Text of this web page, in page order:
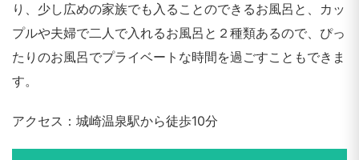
り、少し広めの家族でも入ることのできるお風呂と、カッ
プルや夫婦で二人で入れるお風呂と２種類あるので、ぴっ
たりのお風呂でプライベートな時間を過ごすこともできま
す。
アクセス：城崎温泉駅から徒歩10分